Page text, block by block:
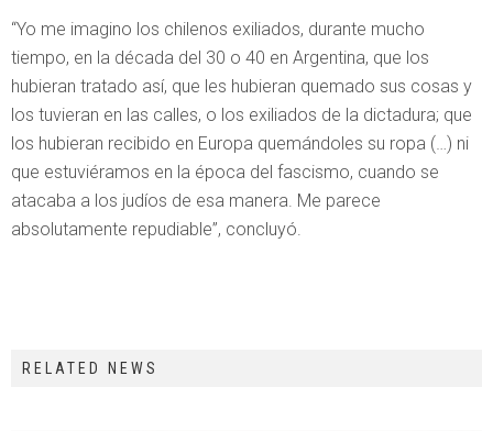
“Yo me imagino los chilenos exiliados, durante mucho
tiempo, en la década del 30 o 40 en Argentina, que los
hubieran tratado así, que les hubieran quemado sus cosas y
los tuvieran en las calles, o los exiliados de la dictadura; que
los hubieran recibido en Europa quemándoles su ropa (…) ni
que estuviéramos en la época del fascismo, cuando se
atacaba a los judíos de esa manera. Me parece
absolutamente repudiable”, concluyó.
RELATED NEWS